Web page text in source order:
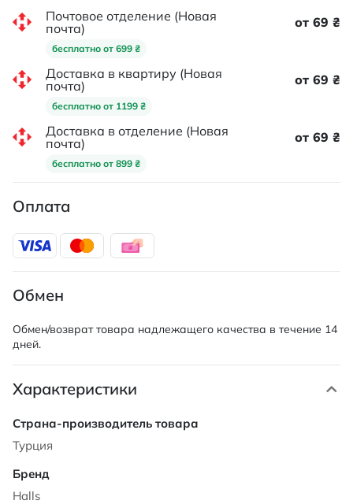
Почтовое отделение (Новая
почта)
бесплатно от 699 ₴
от 69 ₴
Доставка в квартиру (Новая
почта)
бесплатно от 1199 ₴
от 69 ₴
Доставка в отделение (Новая
почта)
бесплатно от 899 ₴
от 69 ₴
Оплата
Обмен
Обмен/возврат товара надлежащего качества в течение 14
дней.
Характеристики
Характеристики
Турция
Halls